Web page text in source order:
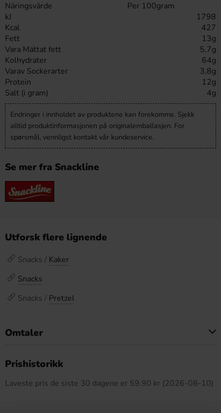
Näringsvärde
Per 100gram
kJ
1798
Kcal
427
Fett
13g
Vara Mättat fett
5,7g
Kolhydrater
64g
Varav Sockerarter
3,8g
Protein
12g
Salt (i gram)
4g
Endringer i innholdet av produktene kan forekomme. Sjekk
alltid produktinformasjonen på originalemballasjen. For
spørsmål, vennligst kontakt vår kundeservice.
Se mer fra Snackline
Utforsk flere lignende
Snacks / Kaker
Snacks
Snacks / Pretzel
Omtaler
Prishistorikk
Laveste pris de siste 30 dagene er 59.90 kr (2026-08-10)